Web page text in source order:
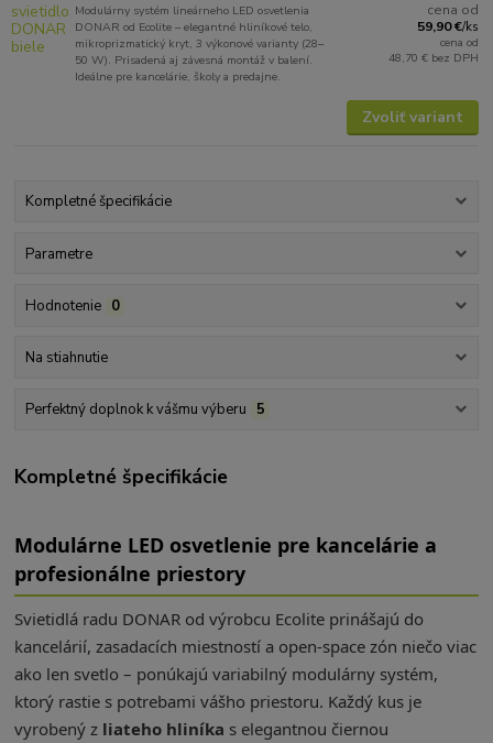
Modulárny systém lineárneho LED osvetlenia
DONAR od Ecolite – elegantné hliníkové telo,
mikroprizmatický kryt, 3 výkonové varianty (28–
50 W). Prisadená aj závesná montáž v balení.
Ideálne pre kancelárie, školy a predajne.
cena od
59,90 €/ks
cena od
48,70 € bez DPH
Zvoliť variant
Kompletné špecifikácie
Parametre
Hodnotenie 0
Na stiahnutie
Perfektný doplnok k vášmu výberu 5
Kompletné špecifikácie
Modulárne LED osvetlenie pre kancelárie a
profesionálne priestory
Svietidlá radu DONAR od výrobcu Ecolite prinášajú do
kancelárií, zasadacích miestností a open-space zón niečo viac
ako len svetlo – ponúkajú variabilný modulárny systém,
ktorý rastie s potrebami vášho priestoru. Každý kus je
vyrobený z liateho hliníka s elegantnou čiernou